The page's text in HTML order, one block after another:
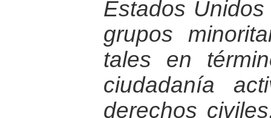
Estados
grupos
tales en
ciudadanía
derechos